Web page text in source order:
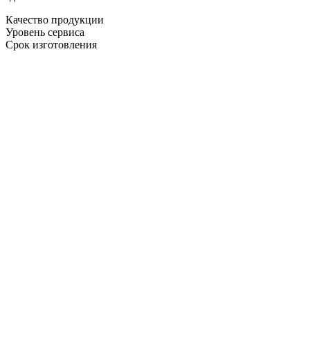
Качество продукции
Уровень сервиса
Срок изготовления